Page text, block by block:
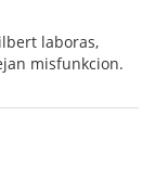
laboras,
misfunkcion.